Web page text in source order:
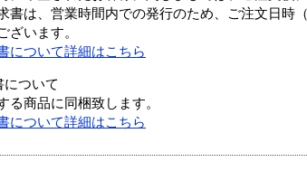
書は、営業時間内での発行のため、ご注文日時
ざいます。
について詳細はこちら
について
る商品に同梱致します。
について詳細はこちら